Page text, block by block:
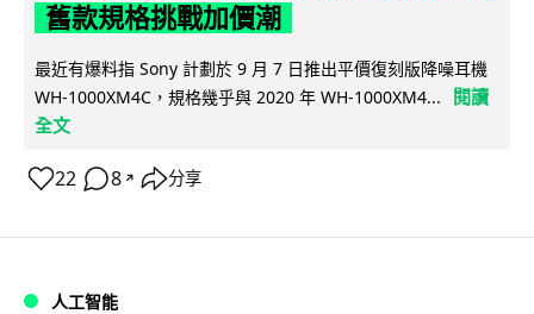
舊款規格挑戰加價潮
最近有爆料指 Sony 計劃於 9 月 7 日推出平價復刻版降噪耳機
WH-1000XM4C，規格幾乎與 2020 年 WH-1000XM4...
閱讀
全文
22 8 ↗ 分享
人工智能